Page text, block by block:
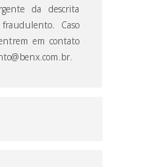
da descrita
Caso
em contato